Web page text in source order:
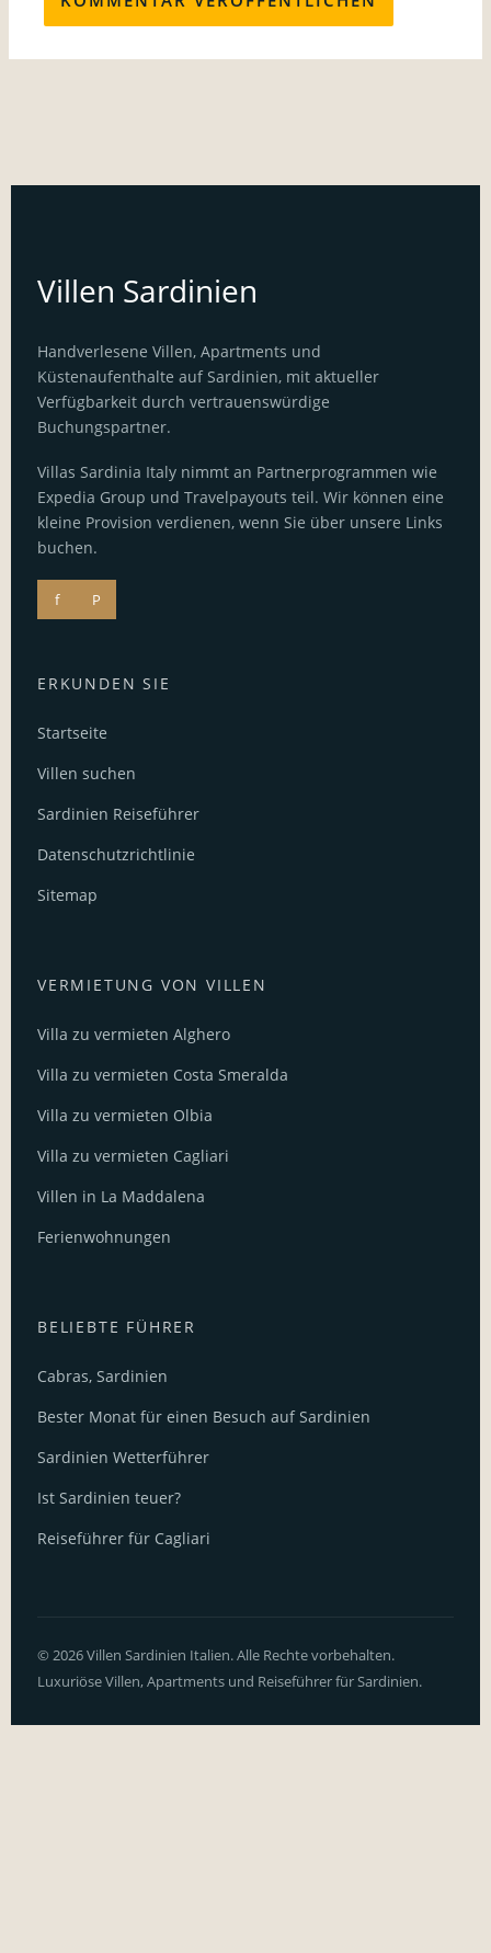
Villen Sardinien
Handverlesene Villen, Apartments und
Küstenaufenthalte auf Sardinien, mit aktueller
Verfügbarkeit durch vertrauenswürdige
Buchungspartner.
Villas Sardinia Italy nimmt an Partnerprogrammen wie
Expedia Group und Travelpayouts teil. Wir können eine
kleine Provision verdienen, wenn Sie über unsere Links
buchen.
f P
ERKUNDEN SIE
Startseite
Villen suchen
Sardinien Reiseführer
Datenschutzrichtlinie
Sitemap
VERMIETUNG VON VILLEN
Villa zu vermieten Alghero
Villa zu vermieten Costa Smeralda
Villa zu vermieten Olbia
Villa zu vermieten Cagliari
Villen in La Maddalena
Ferienwohnungen
BELIEBTE FÜHRER
Cabras, Sardinien
Bester Monat für einen Besuch auf Sardinien
Sardinien Wetterführer
Ist Sardinien teuer?
Reiseführer für Cagliari
© 2026 Villen Sardinien Italien. Alle Rechte vorbehalten.
Luxuriöse Villen, Apartments und Reiseführer für Sardinien.